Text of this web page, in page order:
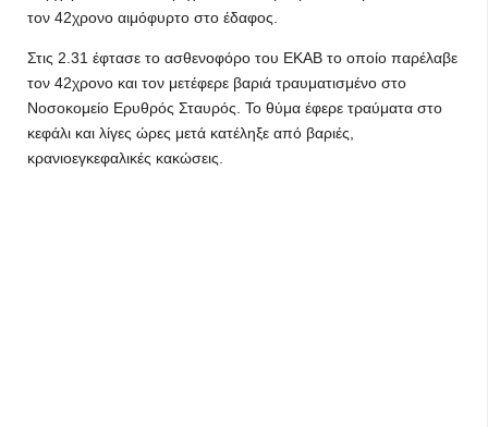
τον 42χρονο αιμόφυρτο στο έδαφος.
Στις 2.31 έφτασε το ασθενοφόρο του ΕΚΑΒ το οποίο παρέλαβε
τον 42χρονο και τον μετέφερε βαριά τραυματισμένο στο
Νοσοκομείο Ερυθρός Σταυρός. Το θύμα έφερε τραύματα στο
κεφάλι και λίγες ώρες μετά κατέληξε από βαριές,
κρανιοεγκεφαλικές κακώσεις.